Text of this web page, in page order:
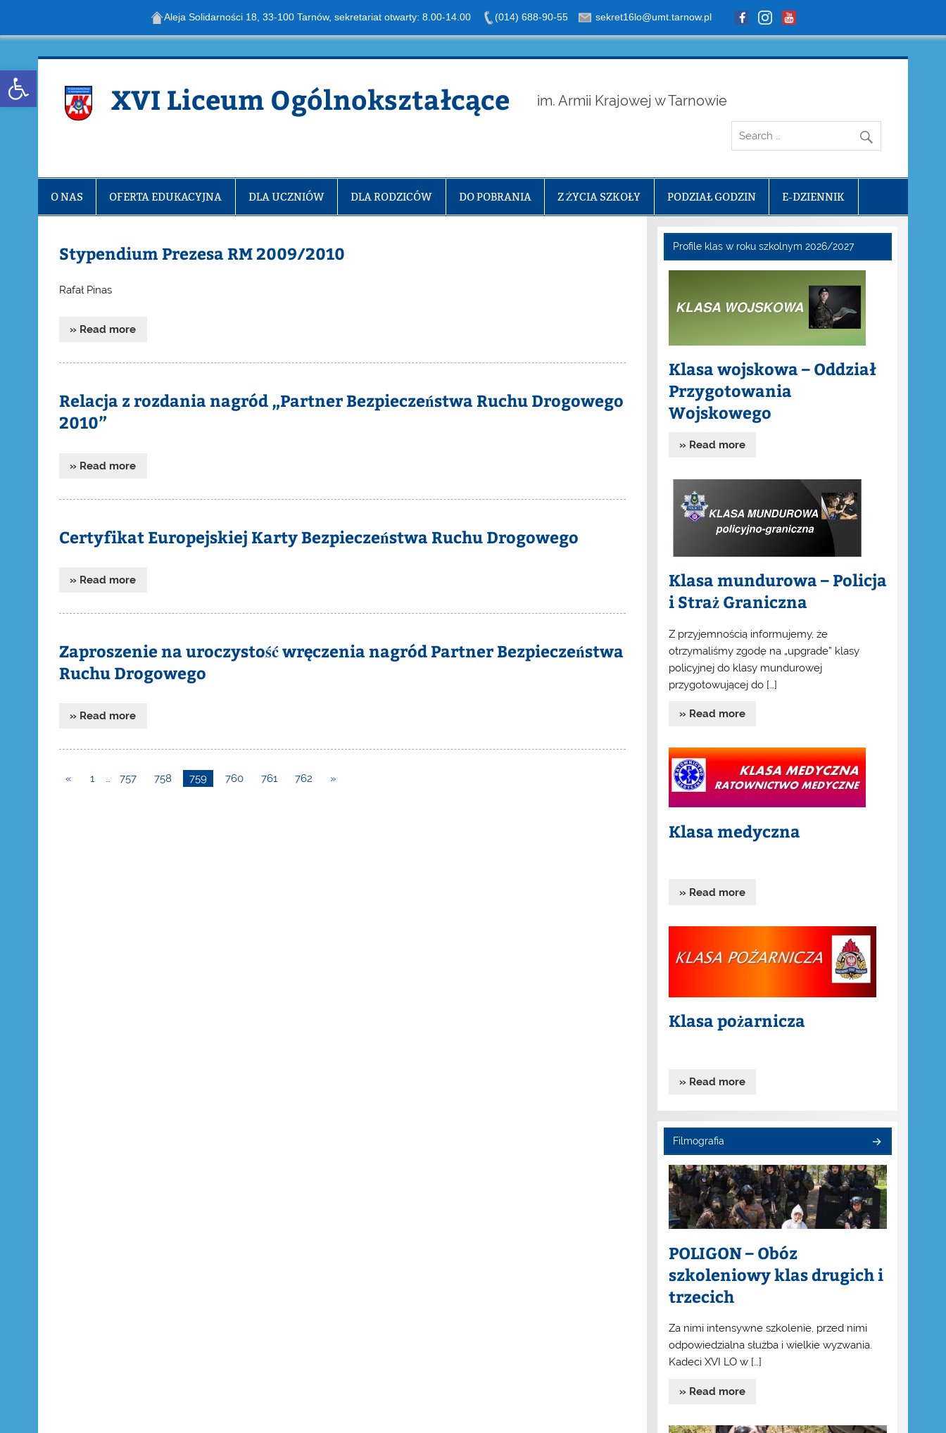
Open toolbar
Aleja Solidarności 18, 33-100 Tarnów, sekretariat otwarty: 8.00-14.00 (014) 688-90-55 sekret16lo@umt.tarnow.pl
Skip
XVI Liceum Ogólnokształcące im. Armii Krajowej w Tarnowie
O NAS OFERTA EDUKACYJNA DLA UCZNIÓW DLA RODZICÓW DO POBRANIA Z ŻYCIA SZKOŁY PODZIAŁ GODZIN E-DZIENNIK
Stypendium Prezesa RM 2009/2010
Rafał Pinas
» Read more
Relacja z rozdania nagród „Partner Bezpieczeństwa Ruchu Drogowego
2010”
» Read more
Certyfikat Europejskiej Karty Bezpieczeństwa Ruchu Drogowego
» Read more
Zaproszenie na uroczystość wręczenia nagród Partner Bezpieczeństwa
Ruchu Drogowego
» Read more
« 1 … 757 758 759 760 761 762 »
Profile klas w roku szkolnym 2026/2027
Klasa wojskowa – Oddział
Przygotowania
Wojskowego
» Read more
Klasa mundurowa – Policja
i Straż Graniczna
Z przyjemnością informujemy, że
otrzymaliśmy zgodę na „upgrade” klasy
policyjnej do klasy mundurowej
przygotowującej do […]
» Read more
Klasa medyczna
» Read more
Klasa pożarnicza
» Read more
Filmografia
POLIGON – Obóz
szkoleniowy klas drugich i
trzecich
Za nimi intensywne szkolenie, przed nimi
odpowiedzialna służba i wielkie wyzwania.
Kadeci XVI LO w […]
» Read more